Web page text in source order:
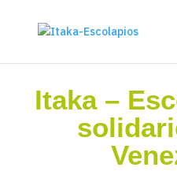
Itaka –